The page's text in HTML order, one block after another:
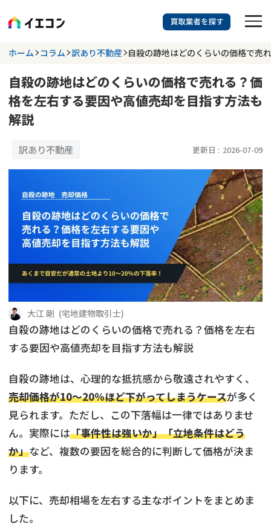
訳あり物件に強い業者を探す
都道府県を選択 相談内容を選択
掲載業者
更新日 :
業者を探す
相談内容で探す
空き家 事故物件
再建築不可 底地
共有持分
ゴミ屋敷 任意売却
リースバック
不動産コラム
不動産売却 再建築不可物件
底地
訳あり不動産 不動産投資
土地売却 不動産相続
借地 不動産リースバック
任意売却 空き家
アンケート調査
業者を探す
ホーム コラム 訳あり不動産 自殺の跡地はどのくらいの価格で売
自殺の跡地はどのくらいの価格で売れる？価
格を左右する要因や高値売却を目指す方法も
解説
訳あり不動産 更新日 : 2026-07-09
大江 剛 (宅地建物取引士)
自殺の跡地はどのくらいの価格で売れる？価格を左右
する要因や高値売却を目指す方法も解説
自殺の跡地は、心理的な抵抗感から敬遠されやすく、
売却価格が10〜20％ほど下がってしまうケースが多く
見られます。ただし、この下落幅は一律ではありませ
ん。実際には「事件性は強いか」「立地条件はどう
か」など、複数の要因を総合的に判断して価格が決ま
ります。
以下に、売却相場を左右する主なポイントをまとめま
した。